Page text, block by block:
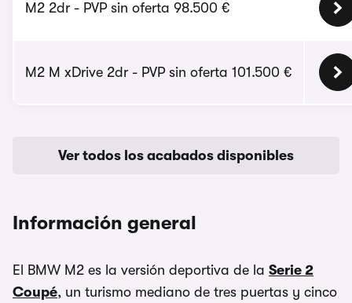
M2 2dr - PVP sin oferta 98.500 €
M2 M xDrive 2dr - PVP sin oferta 101.500 €
Ver todos los acabados disponibles
Información general
El BMW M2 es la versión deportiva de la Serie 2
Coupé, un turismo mediano de tres puertas y cinco